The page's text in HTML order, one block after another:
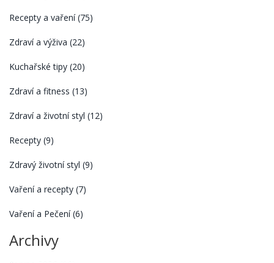
Recepty a vaření(75)
Zdraví a výživa (22)
Kuchařské tipy (20)
Zdraví a fitness (13)
Zdraví a životní styl (12)
Recepty (9)
Zdravý životní styl (9)
Vaření a recepty (7)
Vaření a Pečení(6)
Archivy